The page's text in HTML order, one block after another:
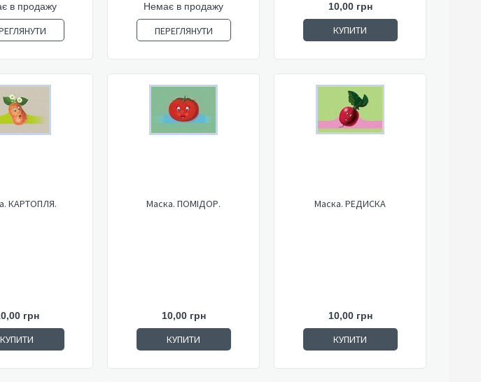
в продажу Немає в продажу
ПЕРЕГЛЯНУТИ
10,00 грн
КУПИТИ
КАРТОПЛЯ.
грн
КУПИТИ
Маска. ПОМІДОР.
10,00 грн
КУПИТИ
Маска. РЕДИСКА
10,00 грн
КУПИТИ